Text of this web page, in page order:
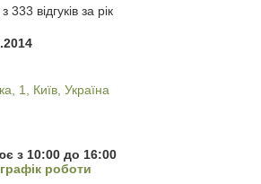
відгуків за рік
1, Київ, Україна
з 10:00 до 16:00
роботи